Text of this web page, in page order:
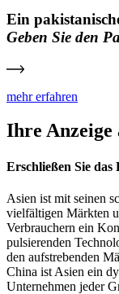
Ein
Geben Sie den
mehr erfahren
Ihre Anzeige
Erschließen Sie das
Asien ist mit seinen
vielfältigen Märkten
Verbrauchern ein
pulsierenden
den aufstrebenden
China ist Asien ein
Unternehmen jeder